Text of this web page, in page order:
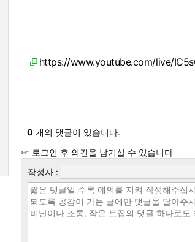
https://www.youtube.com/live/
0 개의 댓글이 있습니다.
☞ 로그인 후 의견을 남기실 수 있습니다
작성자 :